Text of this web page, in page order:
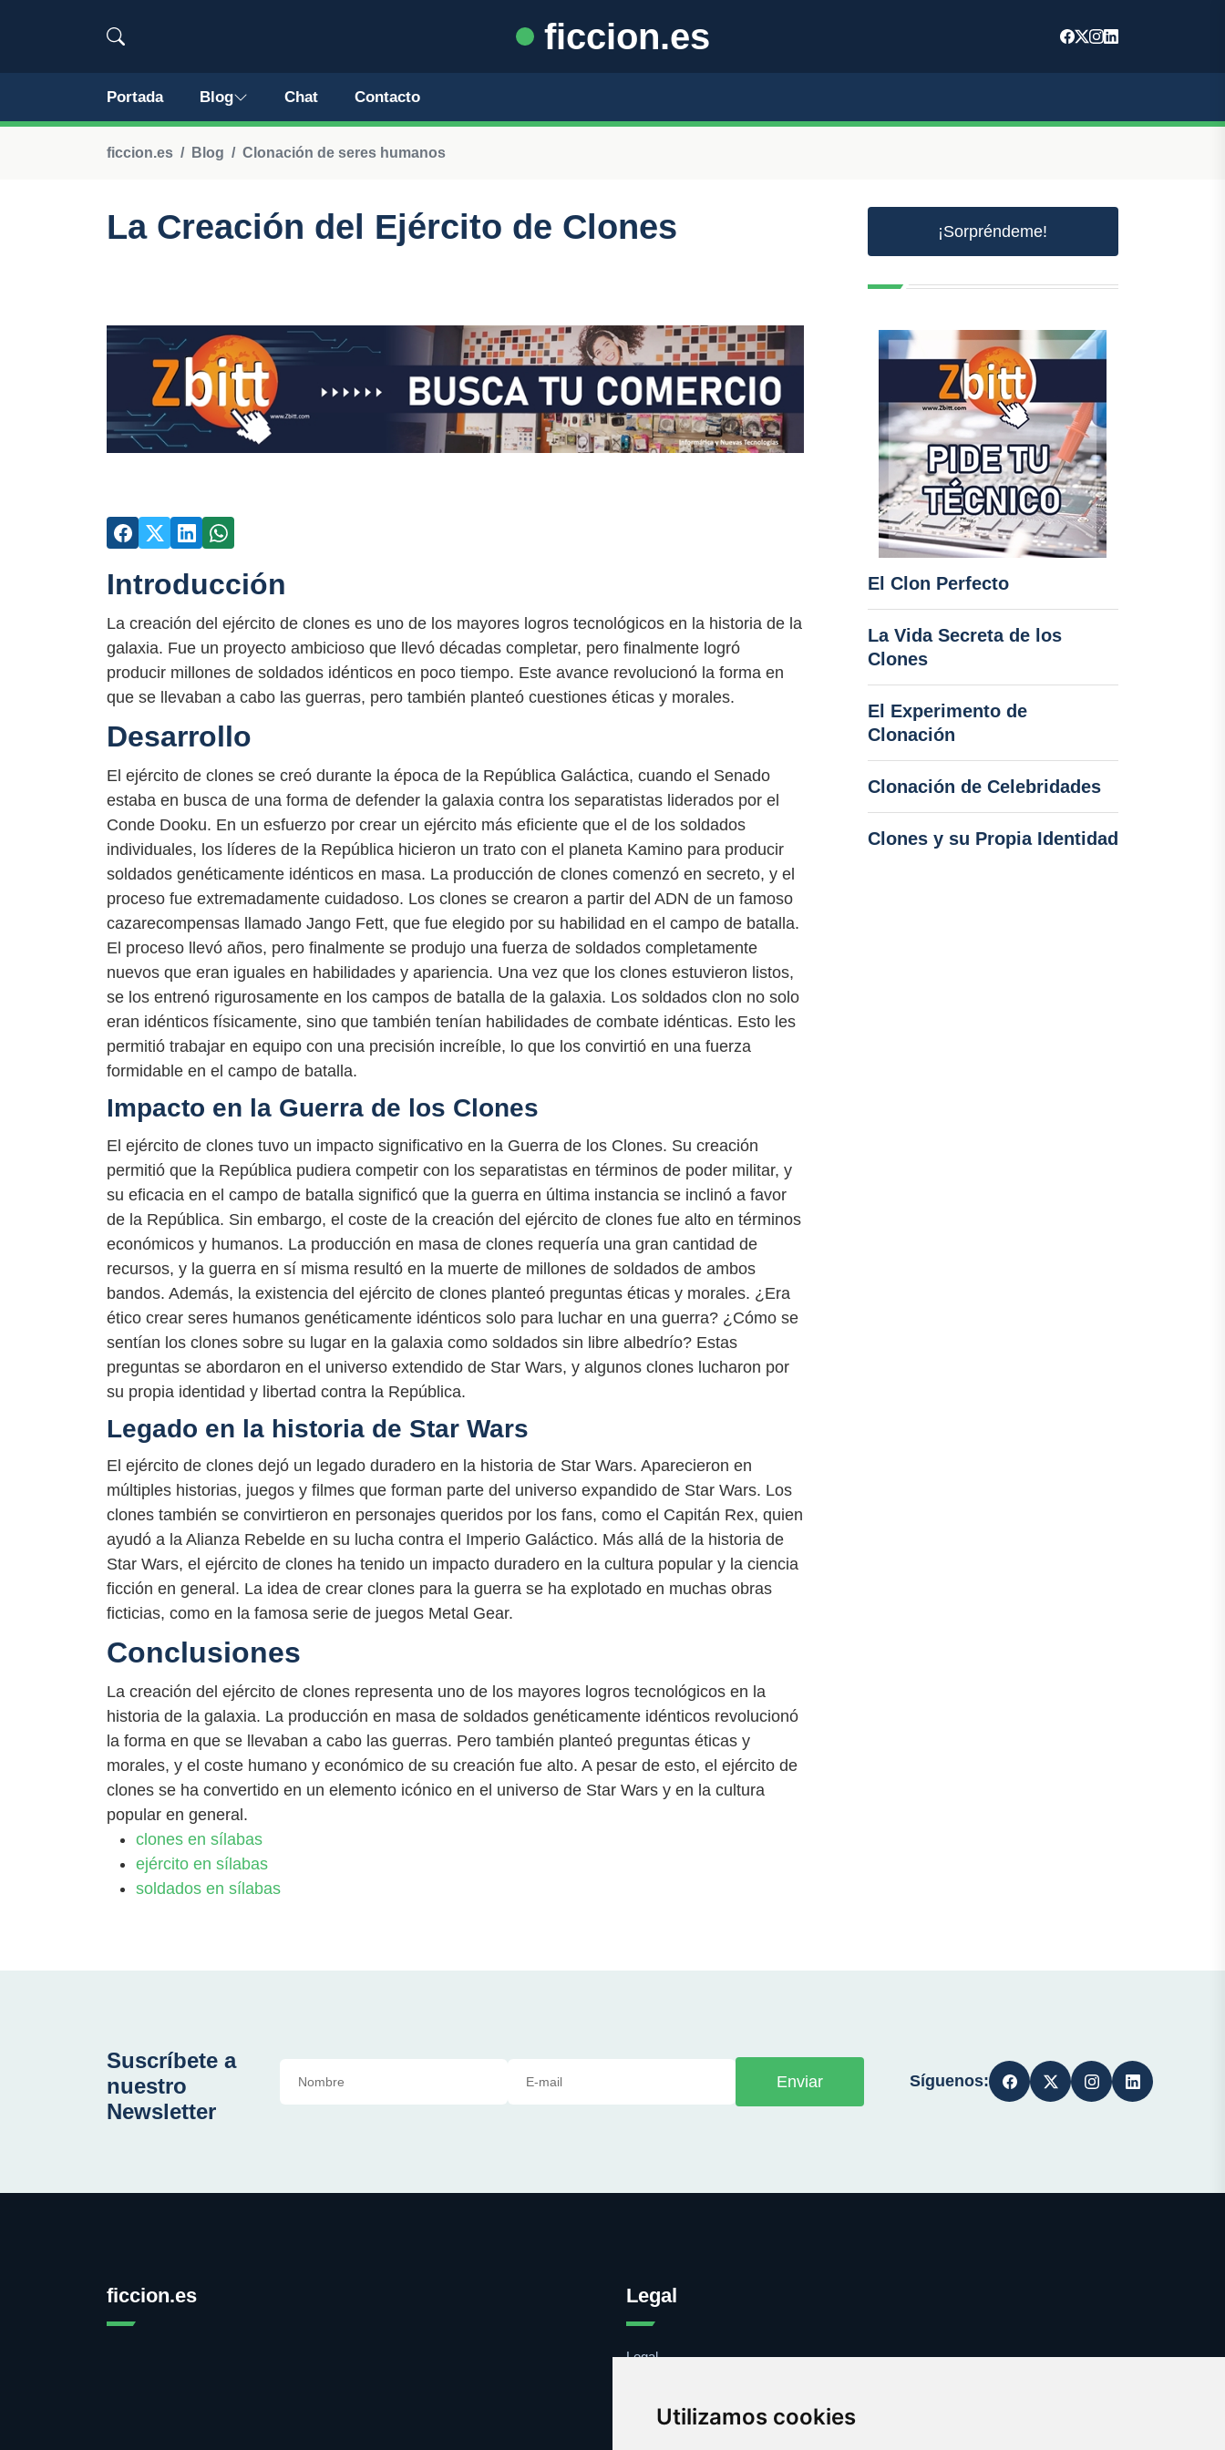
Utilizamos cookies
ficcion.es
Portada Blog Chat Contacto
ficcion.es Blog Clonación de seres humanos
La Creación del Ejército de Clones
Introducción
La creación del ejército de clones es uno de los mayores logros tecnológicos en la historia de la
galaxia. Fue un proyecto ambicioso que llevó décadas completar, pero finalmente logró
producir millones de soldados idénticos en poco tiempo. Este avance revolucionó la forma en
que se llevaban a cabo las guerras, pero también planteó cuestiones éticas y morales.
Desarrollo
El ejército de clones se creó durante la época de la República Galáctica, cuando el Senado
estaba en busca de una forma de defender la galaxia contra los separatistas liderados por el
Conde Dooku. En un esfuerzo por crear un ejército más eficiente que el de los soldados
individuales, los líderes de la República hicieron un trato con el planeta Kamino para producir
soldados genéticamente idénticos en masa. La producción de clones comenzó en secreto, y el
proceso fue extremadamente cuidadoso. Los clones se crearon a partir del ADN de un famoso
cazarecompensas llamado Jango Fett, que fue elegido por su habilidad en el campo de batalla.
El proceso llevó años, pero finalmente se produjo una fuerza de soldados completamente
nuevos que eran iguales en habilidades y apariencia. Una vez que los clones estuvieron listos,
se los entrenó rigurosamente en los campos de batalla de la galaxia. Los soldados clon no solo
eran idénticos físicamente, sino que también tenían habilidades de combate idénticas. Esto les
permitió trabajar en equipo con una precisión increíble, lo que los convirtió en una fuerza
formidable en el campo de batalla.
Impacto en la Guerra de los Clones
El ejército de clones tuvo un impacto significativo en la Guerra de los Clones. Su creación
permitió que la República pudiera competir con los separatistas en términos de poder militar, y
su eficacia en el campo de batalla significó que la guerra en última instancia se inclinó a favor
de la República. Sin embargo, el coste de la creación del ejército de clones fue alto en términos
económicos y humanos. La producción en masa de clones requería una gran cantidad de
recursos, y la guerra en sí misma resultó en la muerte de millones de soldados de ambos
bandos. Además, la existencia del ejército de clones planteó preguntas éticas y morales. ¿Era
ético crear seres humanos genéticamente idénticos solo para luchar en una guerra? ¿Cómo se
sentían los clones sobre su lugar en la galaxia como soldados sin libre albedrío? Estas
preguntas se abordaron en el universo extendido de Star Wars, y algunos clones lucharon por
su propia identidad y libertad contra la República.
Legado en la historia de Star Wars
El ejército de clones dejó un legado duradero en la historia de Star Wars. Aparecieron en
múltiples historias, juegos y filmes que forman parte del universo expandido de Star Wars. Los
clones también se convirtieron en personajes queridos por los fans, como el Capitán Rex, quien
ayudó a la Alianza Rebelde en su lucha contra el Imperio Galáctico. Más allá de la historia de
Star Wars, el ejército de clones ha tenido un impacto duradero en la cultura popular y la ciencia
ficción en general. La idea de crear clones para la guerra se ha explotado en muchas obras
ficticias, como en la famosa serie de juegos Metal Gear.
Conclusiones
La creación del ejército de clones representa uno de los mayores logros tecnológicos en la
historia de la galaxia. La producción en masa de soldados genéticamente idénticos revolucionó
la forma en que se llevaban a cabo las guerras. Pero también planteó preguntas éticas y
morales, y el coste humano y económico de su creación fue alto. A pesar de esto, el ejército de
clones se ha convertido en un elemento icónico en el universo de Star Wars y en la cultura
popular en general.
clones en sílabas
ejército en sílabas
soldados en sílabas
¡Sorpréndeme!
El Clon Perfecto
La Vida Secreta de los
Clones
El Experimento de
Clonación
Clonación de Celebridades
Clones y su Propia Identidad
Suscríbete a
nuestro
Newsletter
Enviar Síguenos:
ficcion.es Legal
Legal
Contacto